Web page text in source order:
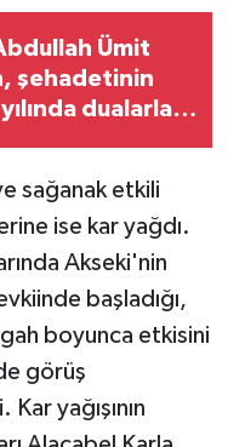
Ümit
şehadetinin
dualarla
sağanak etkili
ise kar yağdı.
Akseki'nin
başladığı,
boyunca etkisini
görüş
yağışının